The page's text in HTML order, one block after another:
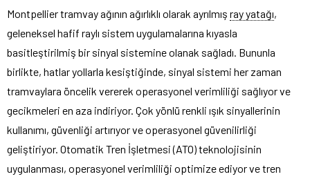
Montpellier tramvay ağının ağırlıklı olarak ayrılmış ray yatağı,
geleneksel hafif raylı sistem uygulamalarına kıyasla
basitleştirilmiş bir sinyal sistemine olanak sağladı. Bununla
birlikte, hatlar yollarla kesiştiğinde, sinyal sistemi her zaman
tramvaylara öncelik vererek operasyonel verimliliği sağlıyor ve
gecikmeleri en aza indiriyor. Çok yönlü renkli ışık sinyallerinin
kullanımı, güvenliği artırıyor ve operasyonel güvenilirliği
geliştiriyor. Otomatik Tren İşletmesi (ATO) teknolojisinin
uygulanması, operasyonel verimliliği optimize ediyor ve tren